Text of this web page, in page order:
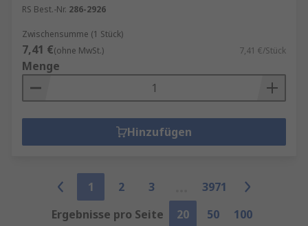
RS Best.-Nr. 286-2926
Zwischensumme (1 Stück)
7,41 €(ohne MwSt.) 7,41 €/Stück
Menge
Hinzufügen
1 2 3
3971
Ergebnisse pro Seite
20 50 100